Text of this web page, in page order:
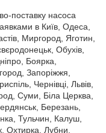
поставку насоса
в Київ, Одеса,
Миргород, Яготин,
Обухів,
Боярка,
Запоріжжя,
Чернівці, Львів,
Суми, Біла Церква,
Березань,
Тульчин, Калуш,
Охтирка, Лубни,